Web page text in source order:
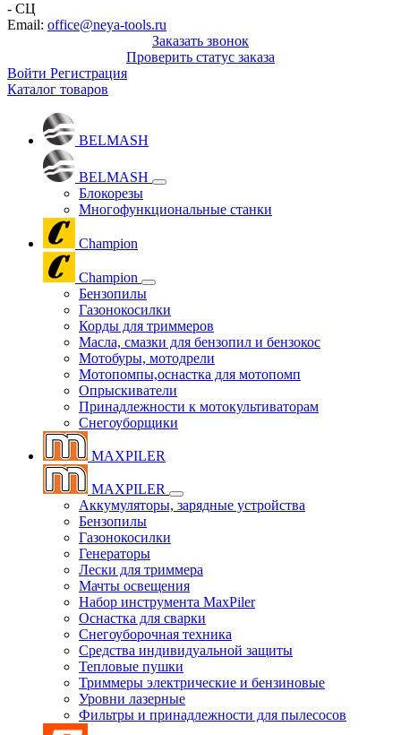
- СЦ
Email: office@neya-tools.ru
Заказать звонок
Проверить статус заказа
Войти Регистрация
Каталог товаров
BELMASH
BELMASH
Блокорезы
Многофункциональные станки
Champion
Champion
Бензопилы
Газонокосилки
Корды для триммеров
Масла, смазки для бензопил и бензокос
Мотобуры, мотодрели
Мотопомпы,оснастка для мотопомп
Опрыскиватели
Принадлежности к мотокультиваторам
Снегоуборщики
MAXPILER
MAXPILER
Аккумуляторы, зарядные устройства
Бензопилы
Газонокосилки
Генераторы
Лески для триммера
Мачты освещения
Набор инструмента MaxPiler
Оснастка для сварки
Снегоуборочная техника
Средства индивидуальной защиты
Тепловые пушки
Триммеры электрические и бензиновые
Уровни лазерные
Фильтры и принадлежности для пылесосов